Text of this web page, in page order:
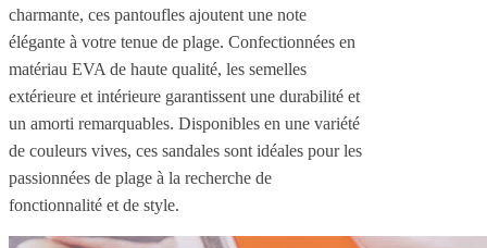
charmante, ces pantoufles ajoutent une note
élégante à votre tenue de plage. Confectionnées en
matériau EVA de haute qualité, les semelles
extérieure et intérieure garantissent une durabilité et
un amorti remarquables. Disponibles en une variété
de couleurs vives, ces sandales sont idéales pour les
passionnées de plage à la recherche de
fonctionnalité et de style.